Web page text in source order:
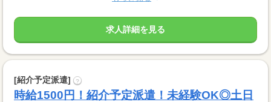
求人詳細を見る
[紹介予定派遣] ?
時給1500円！紹介予定派遣！未経験OK◎土日